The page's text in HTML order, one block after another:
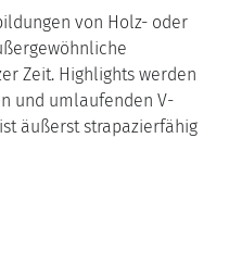
von Holz- oder
Zeit. Highlights werden
und umlaufenden V-
äußerst strapazierfähig